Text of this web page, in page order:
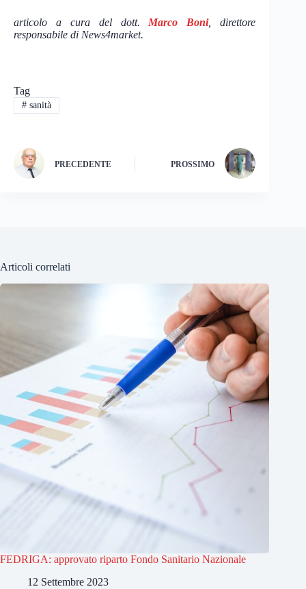
articolo a cura del dott. Marco Boni, direttore
responsabile di News4market.
Tag
#sanità
PRECEDENTE PROSSIMO
Articoli correlati
FEDRIGA: approvato riparto Fondo Sanitario Nazionale
12 Settembre 2023